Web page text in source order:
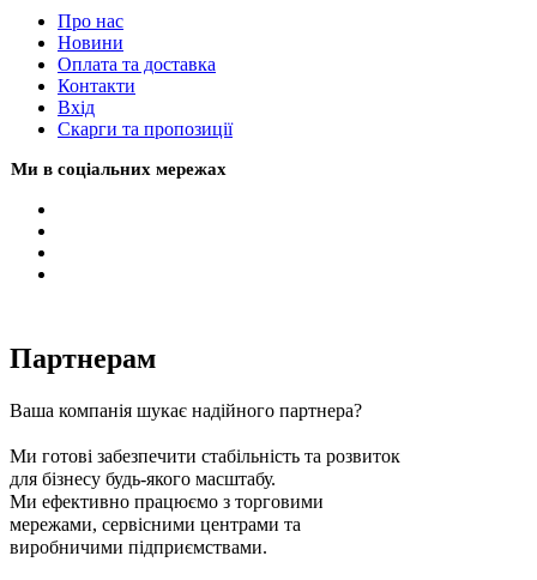
Про нас
Новини
Оплата та доставка
Контакти
Вхiд
Скарги та пропозиції
Ми в соціальних мережах
Партнерам
Ваша компанія шукає надійного партнера?
Ми готові забезпечити стабільність та розвиток
для бізнесу будь-якого масштабу.
Ми ефективно працюємо з торговими
мережами, сервісними центрами та
виробничими підприємствами.